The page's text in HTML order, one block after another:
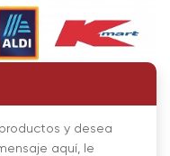
y desea
aquí, le